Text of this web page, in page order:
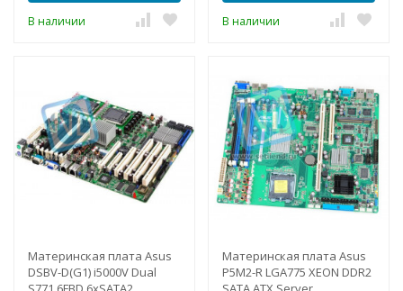
В наличии В наличии
Материнская плата Asus
DSBV-D(G1) i5000V Dual
Материнская плата Asus
P5M2-R LGA775 XEON DDR2